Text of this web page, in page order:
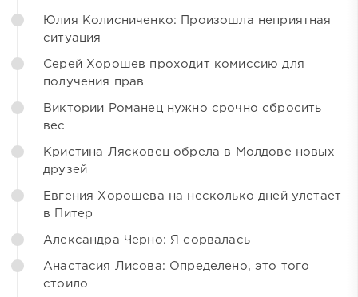
Юлия Колисниченко: Произошла неприятная
ситуация
Серей Хорошев проходит комиссию для
получения прав
Виктории Романец нужно срочно сбросить
вес
Кристина Лясковец обрела в Молдове новых
друзей
Евгения Хорошева на несколько дней улетает
в Питер
Александра Черно: Я сорвалась
Анастасия Лисова: Определено, это того
стоило